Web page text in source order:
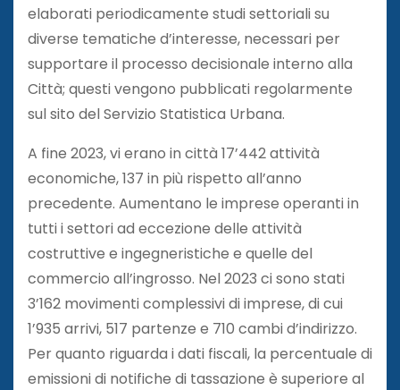
elaborati periodicamente studi settoriali su
diverse tematiche d’interesse, necessari per
supportare il processo decisionale interno alla
Città; questi vengono pubblicati regolarmente
sul sito del Servizio Statistica Urbana.
A fine 2023, vi erano in città 17’442 attività
economiche, 137 in più rispetto all’anno
precedente. Aumentano le imprese operanti in
tutti i settori ad eccezione delle attività
costruttive e ingegneristiche e quelle del
commercio all’ingrosso. Nel 2023 ci sono stati
3’162 movimenti complessivi di imprese, di cui
1’935 arrivi, 517 partenze e 710 cambi d’indirizzo.
Per quanto riguarda i dati fiscali, la percentuale di
emissioni di notifiche di tassazione è superiore al